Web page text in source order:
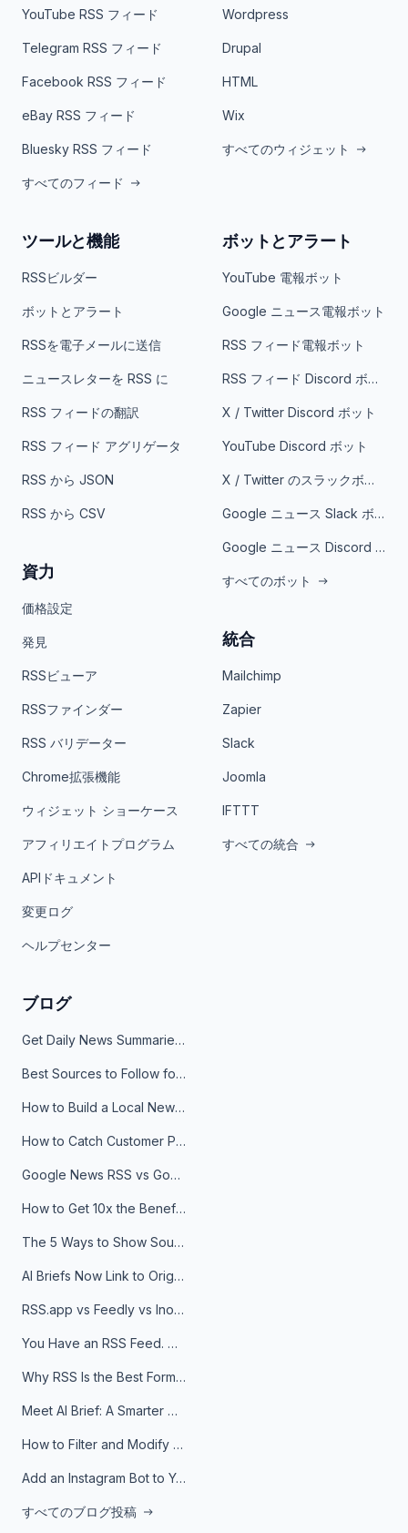
YouTube RSS フィード
Telegram RSS フィード
Facebook RSS フィード
eBay RSS フィード
Bluesky RSS フィード
すべてのフィード
Wordpress
Drupal
HTML
Wix
すべてのウィジェット
ツールと機能
RSSビルダー
ボットとアラート
RSSを電子メールに送信
ニュースレターを RSS に
RSS フィードの翻訳
RSS フィード アグリゲータ
RSS から JSON
RSS から CSV
資力
価格設定
発見
RSSビューア
RSSファインダー
RSS バリデーター
Chrome拡張機能
ウィジェット ショーケース
アフィリエイトプログラム
APIドキュメント
変更ログ
ヘルプセンター
ボットとアラート
YouTube 電報ボット
Google ニュース電報ボット
RSS フィード電報ボット
RSS フィード Discord ボット
X / Twitter Discord ボット
YouTube Discord ボット
X / Twitter のスラックボット
Google ニュース Slack ボット
Google ニュース Discord ボット
すべてのボット
統合
Mailchimp
Zapier
Slack
Joomla
IFTTT
すべての統合
ブログ
Get Daily News Summaries About Any Topic in Telegram, Discord, Slack, and Email
Best Sources to Follow for Crypto News in Your Reader (2026)
How to Build a Local News Hub That Updates Itself
How to Catch Customer Problems Before They Become Support Tickets
Google News RSS vs Google Alerts: Which Is Better for News Monitoring?
How to Get 10x the Benefits of Google Alerts
The 5 Ways to Show Sources in Your AI Brief, And When to Use Each
AI Briefs Now Link to Original Sources. Here's Why It Matters
RSS.app vs Feedly vs Inoreader: Which One Is Actually Right for You?
You Have an RSS Feed. Now What?
Why RSS Is the Best Format for AI Agents in 2026
Meet AI Brief: A Smarter Way to Stay on Top of Information
How to Filter and Modify RSS Feeds
Add an Instagram Bot to Your Telegram Channel, Group, or Topic
すべてのブログ投稿